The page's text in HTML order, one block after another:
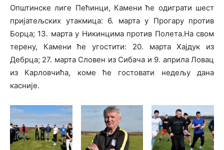
Општинске лиге Пећинци, Камени ће одиграти шест
пријатељских утакмица: 6. марта у Прогару против
Борца; 13. марта у Никинцима против Полета.На свом
терену, Камени ће угостити: 20. марта Хајдук из
Дебрца; 27. марта Словен из Сибача и 9. априла Ловац
из Карловчића, коме ће гостовати недељу дана
касније.